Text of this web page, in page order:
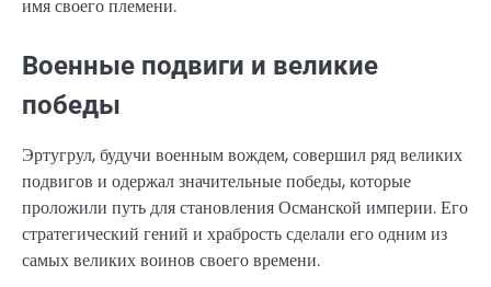
имя своего племени.
Военные подвиги и великие
победы
Эртугрул, будучи военным вождем, совершил ряд великих
подвигов и одержал значительные победы, которые
проложили путь для становления Османской империи. Его
стратегический гений и храбрость сделали его одним из
самых великих воинов своего времени.